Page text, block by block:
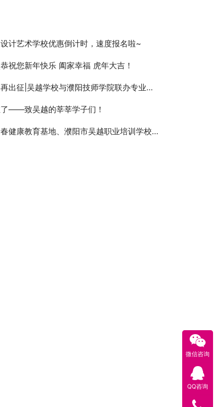
计艺术学校优惠倒计时，速度报名啦~
祝您新年快乐 阖家幸福 虎年大吉！
越学校与濮阳技师学院联办专业选手王晨辉出征河南省第四届职业技能大赛
——致吴越的莘莘学子们！
基地、濮阳市吴越职业培训学校“青春不走调，健康向前行”诗歌朗诵会圆满闭幕
微信咨询
QQ咨询